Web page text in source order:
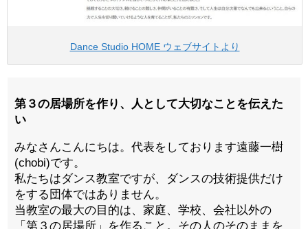
Dance Studio HOME ウェブサイトより
第３の居場所を作り、人として大切なことを伝えた
い
みなさんこんにちは。代表をしております遠藤一樹
(chobi)です。
私たちはダンス教室ですが、ダンスの技術提供だけ
をする団体ではありません。
当教室の最大の目的は、家庭、学校、会社以外の
「第３の居場所」を作ること。その人のそのままを